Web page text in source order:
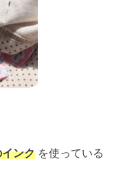
ンク を使っている